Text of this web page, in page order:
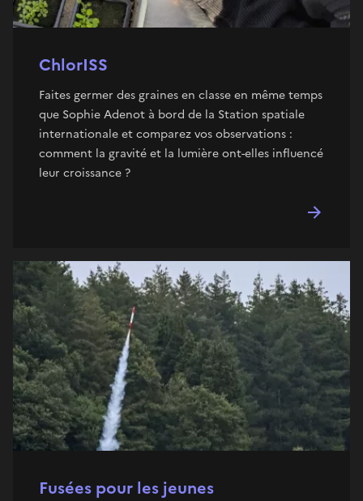
ChlorISS
Faites germer des graines en classe en même temps
que Sophie Adenot à bord de la Station spatiale
internationale et comparez vos observations :
comment la gravité et la lumière ont-elles influencé
leur croissance ?
Fusées pour les jeunes